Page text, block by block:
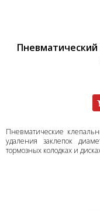
Пневматические
удаления заклепок
тормозных колодках и